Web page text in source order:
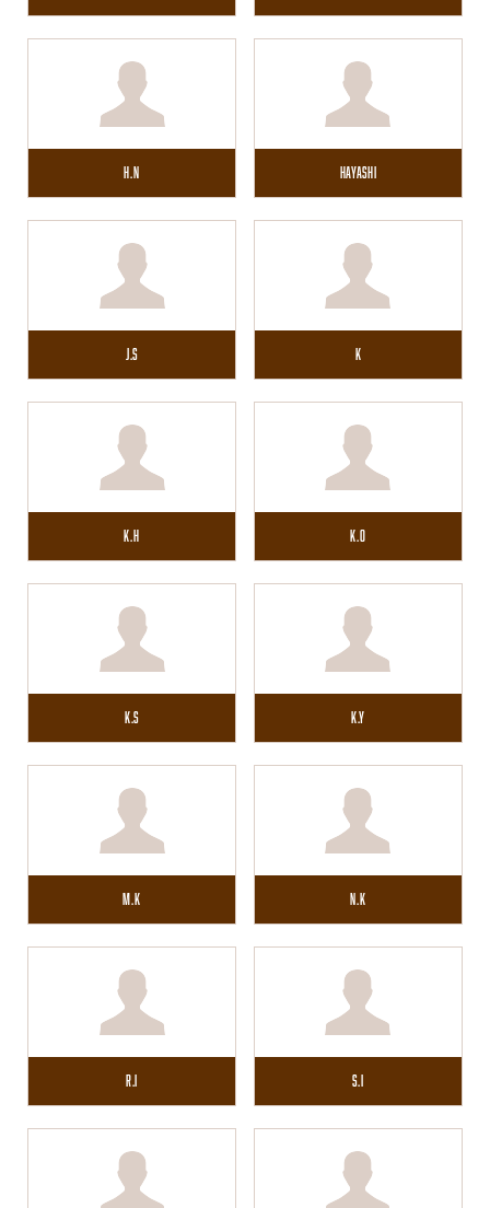
H.N Hayashi
J.S K
K.H K.O
K.S K.Y
M.K N.K
R.I S.I